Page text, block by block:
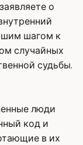
о
шагом к
случайных
судьбы.
люди
код и
в их